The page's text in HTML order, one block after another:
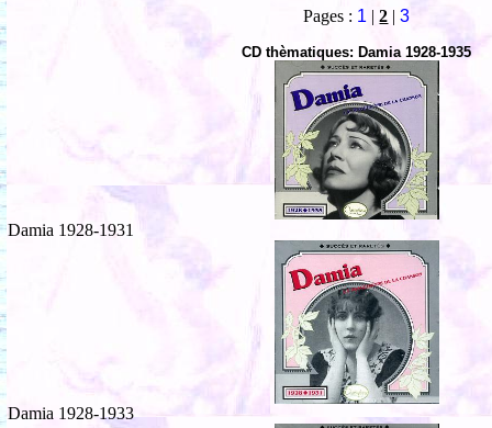
Pages : 1 |2 |3
CD thèmatiques: Damia 1928-1935
Damia 1928-1931
Damia 1928-1933